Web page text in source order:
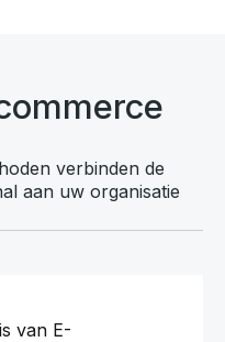
verbinden de
aan uw organisatie
van E-